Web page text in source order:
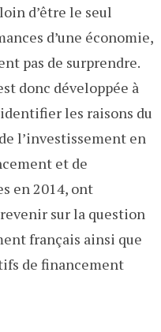
d’être le seul
d’une économie,
pas de surprendre.
donc développée à
les raisons du
l’investissement en
et de
en 2014, ont
sur la question
français ainsi que
de financement